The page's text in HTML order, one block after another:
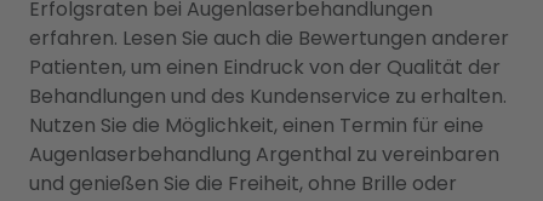
Erfolgsraten bei Augenlaserbehandlungen
erfahren. Lesen Sie auch die Bewertungen anderer
Patienten, um einen Eindruck von der Qualität der
Behandlungen und des Kundenservice zu erhalten.
Nutzen Sie die Möglichkeit, einen Termin für eine
Augenlaserbehandlung Argenthal zu vereinbaren
und genießen Sie die Freiheit, ohne Brille oder